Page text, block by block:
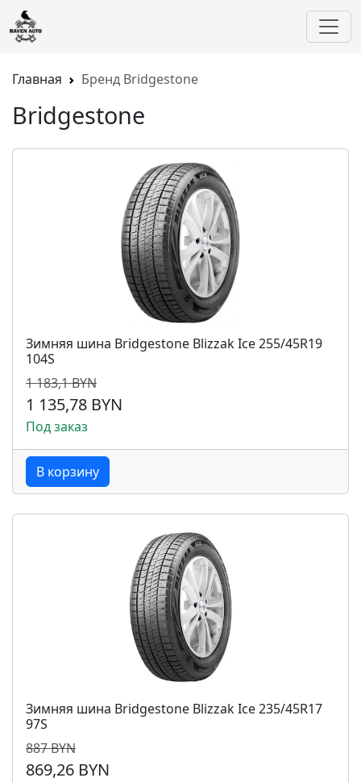
Главная Бренд Bridgestone
Bridgestone
Зимняя шина Bridgestone Blizzak Ice 255/45R19
104S
1 183,1 BYN
1 135,78 BYN
Под заказ
В корзину
Зимняя шина Bridgestone Blizzak Ice 235/45R17
97S
887 BYN
869,26 BYN